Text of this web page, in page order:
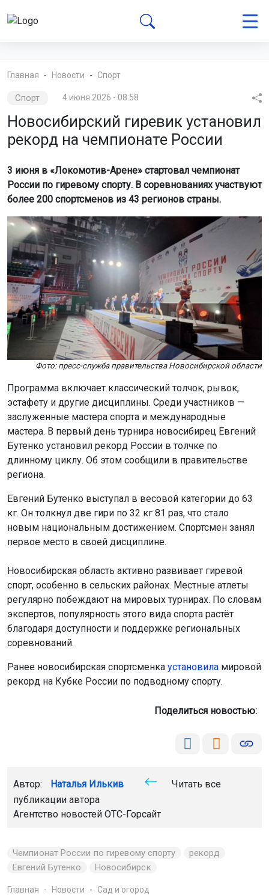
Главная Новости Спорт
Спорт 4 июня 2026 - 08:58
Новосибирский гиревик установил
рекорд на чемпионате России
3 июня в «Локомотив-Арене» стартовал чемпионат
России по гиревому спорту. В соревнованиях участвуют
более 200 спортсменов из 43 регионов страны.
Фото: пресс-служба правительства Новосибирской области
Программа включает классический толчок, рывок,
эстафету и другие дисциплины. Среди участников —
заслуженные мастера спорта и международные
мастера. В первый день турнира новосибирец Евгений
Бутенко установил рекорд России в толчке по
длинному циклу. Об этом сообщили в правительстве
региона.
Евгений Бутенко выступал в весовой категории до 63
кг. Он толкнул две гири по 32 кг 81 раз, что стало
новым национальным достижением. Спортсмен занял
первое место в своей дисциплине.
Новосибирская область активно развивает гиревой
спорт, особенно в сельских районах. Местные атлеты
регулярно побеждают на мировых турнирах. По словам
экспертов, популярность этого вида спорта растёт
благодаря доступности и поддержке региональных
соревнований.
Ранее новосибирская спортсменка установила мировой
рекорд на Кубке России по подводному спорту.
Поделиться новостью:
Автор: Наталья Илькив
Читать все
публикации автора
Агентство новостей ОТС-Горсайт
Чемпионат России по гиревому спорту
рекорд
Евгений Бутенко
Новосибирск
Главная Новости Сад и огород